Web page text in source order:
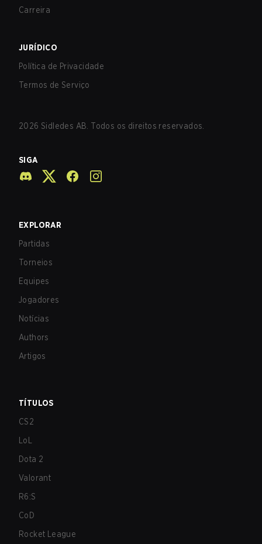
Carreira
JURÍDICO
Política de Privacidade
Termos de Serviço
2026 Sidledes AB. Todos os direitos reservados.
SIGA
EXPLORAR
Partidas
Torneios
Equipes
Jogadores
Notícias
Authors
Artigos
TÍTULOS
CS2
LoL
Dota 2
Valorant
R6:S
CoD
Rocket League